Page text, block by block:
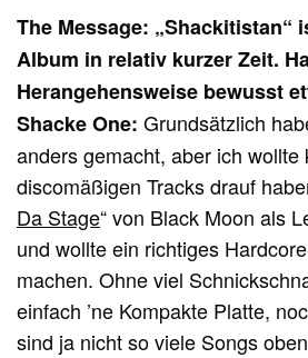
The Message: „Shackitistan“
Album in relativ kurzer Zeit.
Herangehensweise bewusst
Shacke One:Grundsätzlich
anders gemacht, aber ich wollte
discomäßigen Tracks drauf
Da Stage“ von Black Moon als
und wollte ein richtiges
machen. Ohne viel
einfach ’ne Kompakte Platte,
sind ja nicht so viele Songs